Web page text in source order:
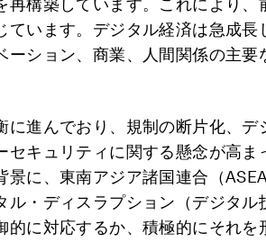
再構築しています。これにより、
ています。デジタル経済は急成長
ーション、商業、人間関係の主要
に進んでおり、規制の断片化、デ
セキュリティに関する懸念が高ま
景に、東南アジア諸国連合（
ル・ディスラプション（デジタル
的に対応するか、積極的にそれを